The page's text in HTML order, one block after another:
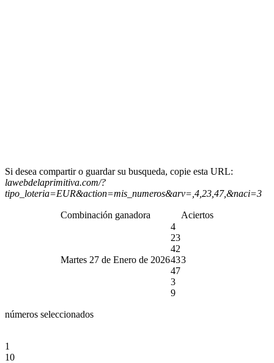
Si desea compartir o guardar su busqueda, copie esta URL:
lawebdelaprimitiva.com/?
tipo_loteria=EUR&action=mis_numeros&arv=,4,23,47,&naci=3
Combinación ganadora Aciertos
Martes 27 de Enero de 2026
4
23
42
43
47
3
9
3
números seleccionados
1
10